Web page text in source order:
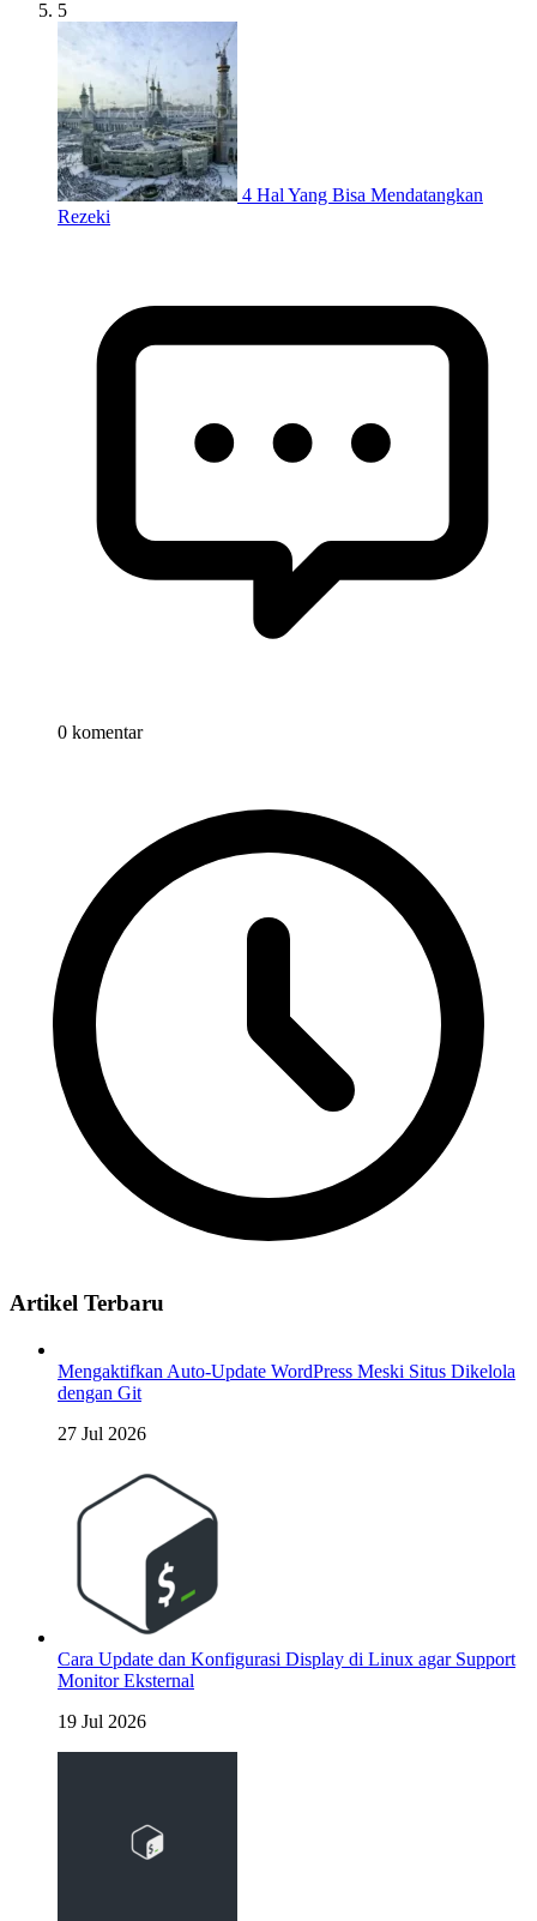
5
4 Hal Yang Bisa Mendatangkan
Rezeki
0 komentar
Artikel Terbaru
Mengaktifkan Auto-Update WordPress Meski Situs Dikelola
dengan Git
27 Jul 2026
Cara Update dan Konfigurasi Display di Linux agar Support
Monitor Eksternal
19 Jul 2026